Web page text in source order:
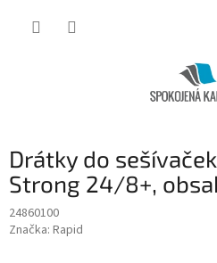
Drátky do
Strong 24/8+,
24860100
Značka: Rapid